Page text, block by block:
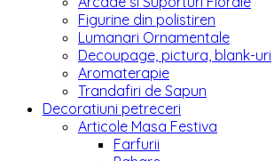
Figurine din polistiren
Lumanari Ornamentale
Decoupage, pictura, blank-uri
Aromaterapie
Trandafiri de Sapun
Decoratiuni petreceri
Articole Masa Festiva
Farfurii